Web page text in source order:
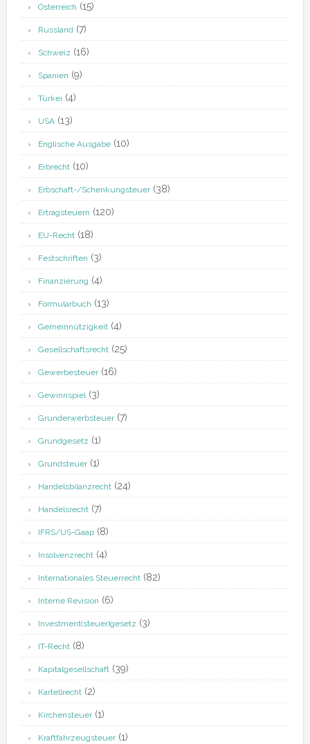
Österreich (15)
Russland(7)
Schweiz (16)
Spanien (9)
Türkei (4)
USA(13)
Englische Ausgabe(10)
Erbrecht(10)
Erbschaft-/Schenkungsteuer(38)
Ertragsteuern (120)
EU-Recht(18)
Festschriften (3)
Finanzierung (4)
Formularbuch (13)
Gemeinnützigkeit(4)
Gesellschaftsrecht(25)
Gewerbesteuer(16)
Gewinnspiel(3)
Grunderwerbsteuer(7)
Grundgesetz (1)
Grundsteuer(1)
Handelsbilanzrecht(24)
Handelsrecht(7)
IFRS/US-Gaap(8)
Insolvenzrecht(4)
Internationales Steuerrecht(82)
Interne Revision (6)
Investment(steuer)gesetz (3)
IT-Recht(8)
Kapitalgesellschaft(39)
Kartellrecht(2)
Kirchensteuer(1)
Kraftfahrzeugsteuer(1)